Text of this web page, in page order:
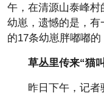
午，在清源山泰峰村
幼崽，遗憾的是，
的17条幼崽胖嘟嘟的
草丛里传来“猫
昨日下午，记者